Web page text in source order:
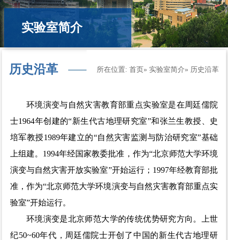
介绍 /
Disaster
Risk
实验室简介
历史沿革 所在位置:首页» 实验室简介» 历史沿革
环境演变与自然灾害教育部重点实验室是在周廷儒院
士1964年创建的“新生代古地理研究室”和张兰生教授、史
培军教授1989年建立的“自然灾害监测与防治研究室”基础
上组建。1994年经国家教委批准，作为“北京师范大学环境
演变与自然灾害开放实验室”开始运行；1997年经教育部批
准，作为“北京师范大学环境演变与自然灾害教育部重点实
验室”开始运行。
环境演变是北京师范大学的传统优势研究方向。上世
纪50~60年代，周廷儒院士开创了中国的新生代古地理研